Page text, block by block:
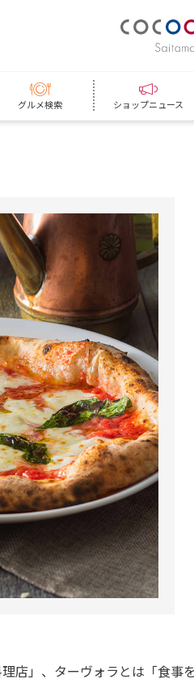
グルメ検索 ショップニュース
店」、ターヴォラとは「食